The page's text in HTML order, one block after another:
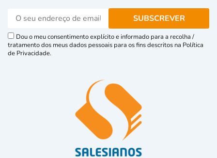
Dou o meu consentimento explícito e informado para a recolha /
tratamento dos meus dados pessoais para os fins descritos na Política
de Privacidade.